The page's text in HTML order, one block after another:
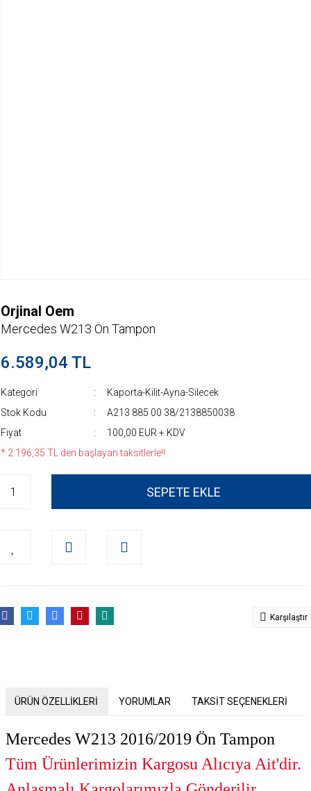
Orjinal Oem
Mercedes W213 Ön Tampon
6.589,04 TL
Kategori
Kaporta-Kilit-Ayna-Silecek
Stok Kodu
A213 885 00 38/2138850038
Fiyat
100,00 EUR + KDV
* 2.196,35 TL den başlayan taksitlerle!!
SEPETE EKLE
Karşılaştır
ÜRÜN ÖZELLİKLERİ YORUMLAR TAKSİT SEÇENEKLERİ
Mercedes W213 2016/2019 Ön Tampon
Tüm Ürünlerimizin Kargosu Alıcıya Ait'dir.